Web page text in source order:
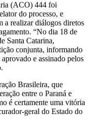
(ACO) 444 foi
do processo, e
a realizar diálogos diretos
“No dia 18 de
Santa Catarina,
conjunta, informando
e assinado pelos
Brasileira, que
entre o Paraná e
é certamente uma vitória
geral do Estado do